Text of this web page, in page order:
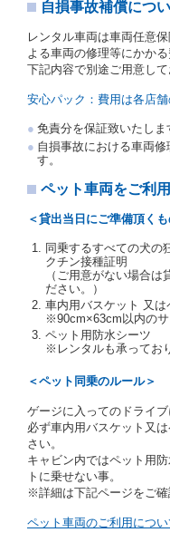
の写しの提出を求
を提示し、借受人
の運転免許証を提
注１）監督官庁
旅第138号 平成7
ことをいいます。
注２）運転免許
される運転免許
す。
に対し、運転免許
あります。
当社は、貸渡契約
人及び運転者と連
を求めます。
当社は、貸渡契約
レジットカード若
はその他の支払方
借受人は契約後の
当社は、借受人又
は、貸渡契約の締
申込金等の扱いに
のとします。
第８条（貸渡契約の
借受人（運転者）
自損事故補償につ
レンタル車両は車両任意
よる車両の修理等にかか
下記内容で別途ご用意し
安心パック：費用は各店
免責分を保証致いたしま
自損事故における車両
す。
ペット車両をご利
＜貸出当日にご準備頂くも
同乗するすべての犬の
クチン接種証明
（ご用意がない場合
ださい。）
車内用バスケット 又
※90cm×63cm以内のサ
ペット用防水シーツ
※レンタルも承ってお
＜ペット同乗のルール＞
ゲージに入ってのドライ
必ず車内用バスケット又
さい。
キャビン内ではペット用
トに乗せない事。
※詳細は下記ページをご確
ペット車両のご利用につい